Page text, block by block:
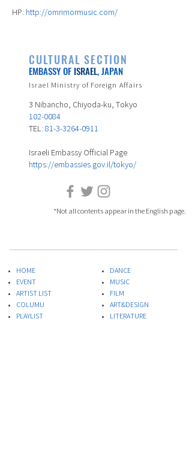
HP: http://omrimormusic.com/
CULTURAL SECTION
EMBASSY OF ISRAEL, JAPAN
Israel Ministry of Foreign Affairs
3 Nibancho, Chiyoda-ku, Tokyo
102-0084
TEL: 81-3-3264-0911
Israeli Embassy Official Page
https://embassies.gov.il/tokyo/
HOME
EVENT
ARTIST LIST
COLUMU
PLAYLIST
DANCE
MUSIC
FILM
ART&DESIGN
LITERATURE
*Not all contents appear in the English page.